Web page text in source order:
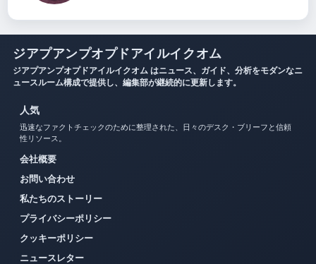
ジアプアンプオプドアイルイクオム
ジアプアンプオプドアイルイクオム はニュース、ガイド、分析をモダンなニ
ュースルーム構成で提供し、編集部が継続的に更新します。
人気
迅速なファクトチェックのために整理された、日々のデスク・ブリーフと信頼
性リソース。
会社概要
お問い合わせ
私たちのストーリー
プライバシーポリシー
クッキーポリシー
ニュースレター